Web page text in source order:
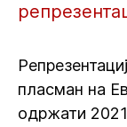
пласман на
одржати